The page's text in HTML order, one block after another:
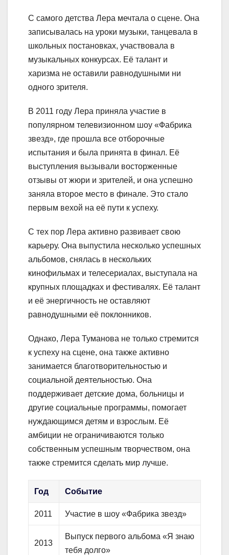
С самого детства Лера мечтала о сцене. Она
записывалась на уроки музыки, танцевала в
школьных постановках, участвовала в
музыкальных конкурсах. Её талант и
харизма не оставили равнодушными ни
одного зрителя.
В 2011 году Лера приняла участие в
популярном телевизионном шоу «Фабрика
звезд», где прошла все отборочные
испытания и была принята в финал. Её
выступления вызывали восторженные
отзывы от жюри и зрителей, и она успешно
заняла второе место в финале. Это стало
первым вехой на её пути к успеху.
С тех пор Лера активно развивает свою
карьеру. Она выпустила несколько успешных
альбомов, снялась в нескольких
кинофильмах и телесериалах, выступала на
крупных площадках и фестивалях. Её талант
и её энергичность не оставляют
равнодушными её поклонников.
Однако, Лера Туманова не только стремится
к успеху на сцене, она также активно
занимается благотворительностью и
социальной деятельностью. Она
поддерживает детские дома, больницы и
другие социальные программы, помогает
нуждающимся детям и взрослым. Её
амбиции не ограничиваются только
собственным успешным творчеством, она
также стремится сделать мир лучше.
Год Событие
2011 Участие в шоу «Фабрика звезд»
2013
Выпуск первого альбома «Я знаю
тебя долго»